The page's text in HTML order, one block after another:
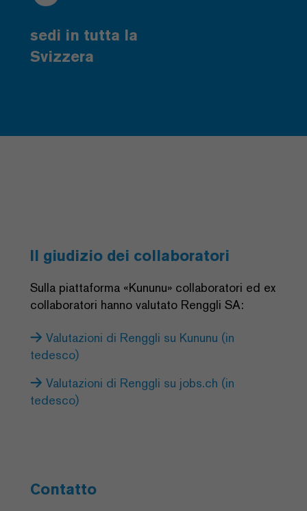
sedi in tutta la
Svizzera
Il giudizio dei collaboratori
Sulla piattaforma «Kununu» collaboratori ed ex
collaboratori hanno valutato Renggli SA:
Valutazioni di Renggli su Kununu (in
tedesco)
Valutazioni di Renggli su jobs.ch (in
tedesco)
Contatto